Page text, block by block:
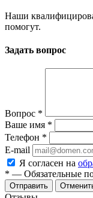
Наши
помогут.
Задать вопрос
Вопрос *
Ваше имя *
Телефон *
E-mail
Я согласен на
* — Обязательные